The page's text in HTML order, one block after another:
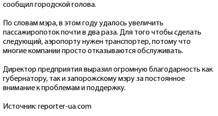
сообщил городской голова.
По словам мэра, в этом году удалось увеличить
пассажиропоток почти в два раза. Для того чтобы сделать
следующий, аэропорту нужен транспортер, потому что
многие компании просто отказываются обслуживать.
Директор предприятия выразил огромную благодарность как
губернатору, так и запорожскому мэру за постоянное
внимание к проблемам и поддержку.
Источник: reporter-ua.com